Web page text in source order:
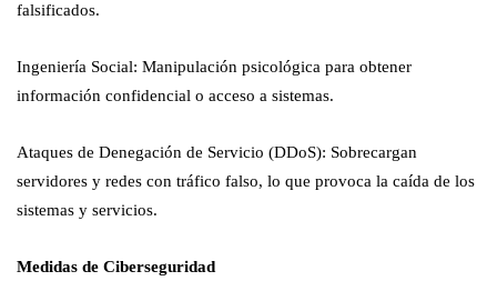
falsificados.
Ingeniería Social: Manipulación psicológica para obtener
información confidencial o acceso a sistemas.
Ataques de Denegación de Servicio (DDoS): Sobrecargan
servidores y redes con tráfico falso, lo que provoca la caída de los
sistemas y servicios.
Medidas de Ciberseguridad